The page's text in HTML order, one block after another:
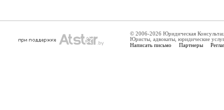
© 2006-2026 Юридическая
Юристы, адвокаты, юридические
Написать письмо Партнеры